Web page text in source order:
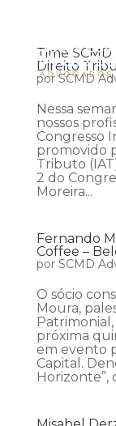
Time
Direito
porSCMD
Nessa
nossos
Congresso
promovido
Tributo
2 do
Moreira...
Fernando
Coffee –
por SCMD
O sócio
Moura,
próxima
em evento
Capital.
Horizonte”,